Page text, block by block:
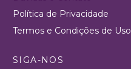
Política de Privacidade
Termos e Condições de Uso
SIGA-NOS